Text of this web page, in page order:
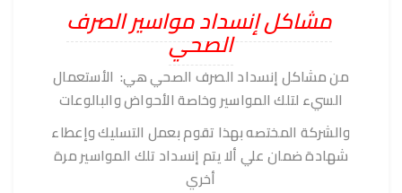
مشاكل إنسداد مواسير الصرف
الصحي
من مشاكل إنسداد الصرف الصحي هي: الأستعمال
السيء لتلك المواسير وخاصة الأحواض والبالوعات
والشركة المختصه بهذا تقوم بعمل التسليك وإعطاء
شهادة ضمان علي ألا يتم إنسداد تلك المواسير مرة
أخري